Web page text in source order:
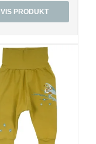
VIS PRODUKT